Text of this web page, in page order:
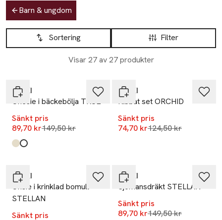
Hoppa till produktsidan
Barn & ungdom
Hoppa till produktsidan
Filter
Sortering
Visar 27 av 27 produkter
Lista över produkter
RIKIKI
Onesie i bäckebölja TRUE
Sänkt pris
89,70 krLägsta pris 30 dagar
149,50 kr
Produkten finns i färgerna:
Cherry
Flowers
RIKIKI
Ribbat set ORCHID
Sänkt pris
74,70 krLägsta pris 30 dagar
124,50 kr
RIKIKI
Onsie i krinklad bomull
STELLAN
Sänkt pris
RIKIKI
Sjömansdräkt STELLAN
Sänkt pris
89,70 krLägsta pris 30 dagar
149,50 kr